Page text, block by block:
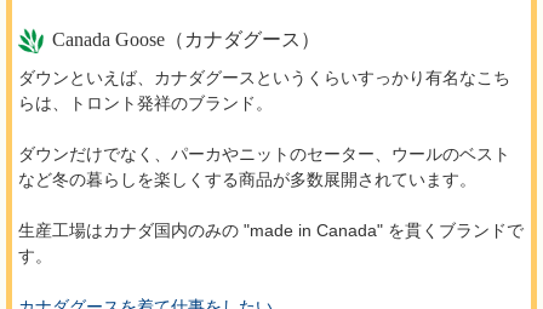
Canada Goose（カナダグース）
ダウンといえば、カナダグースというくらいすっかり有名なこち
らは、トロント発祥のブランド。
ダウンだけでなく、パーカやニットのセーター、ウールのベスト
など冬の暮らしを楽しくする商品が多数展開されています。
生産工場はカナダ国内のみの "made in Canada" を貫くブランドで
す。